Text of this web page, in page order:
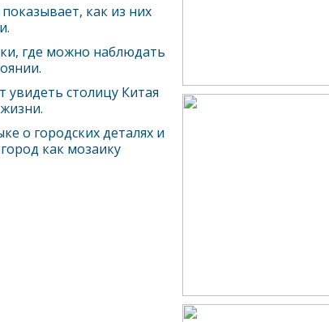
как из них
где можно наблюдать
увидеть столицу Китая
о городских деталях и
как мозаику